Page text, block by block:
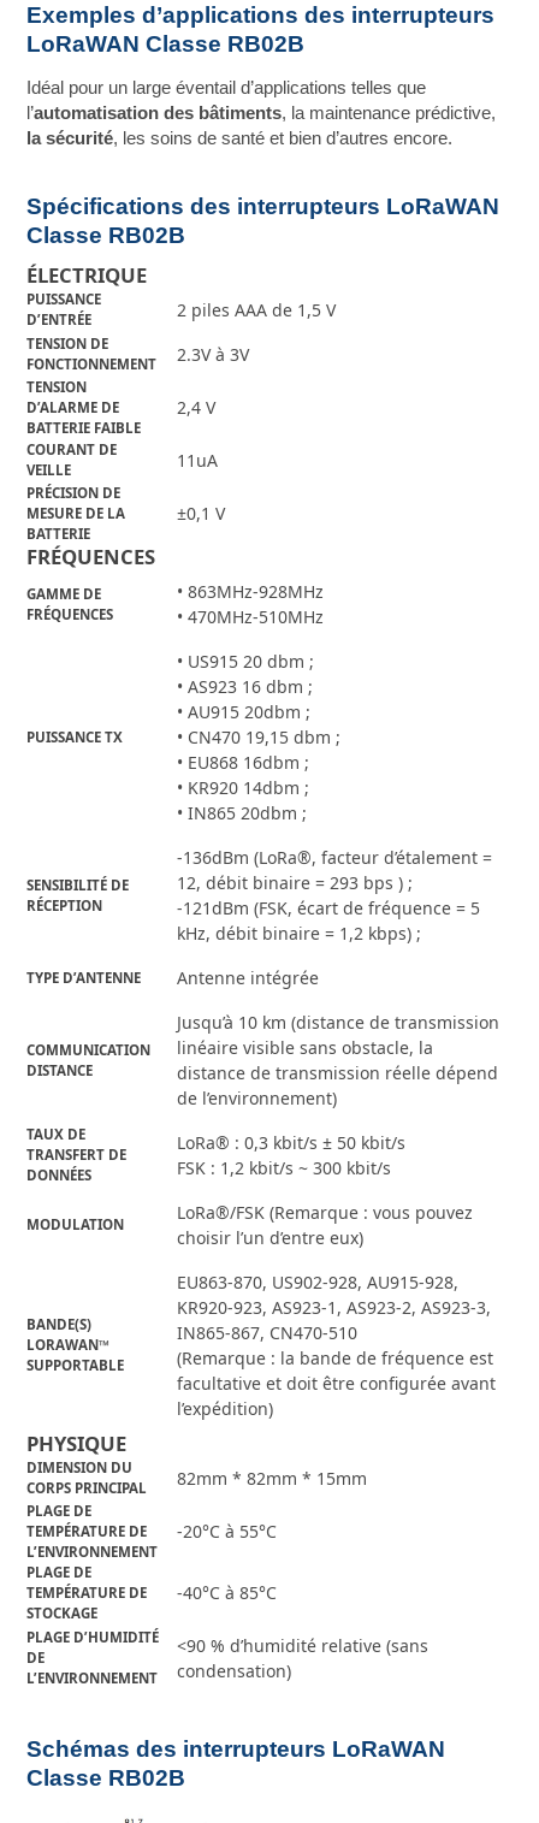
Exemples d’applications des interrupteurs
LoRaWAN Classe RB02B
Idéal pour un large éventail d’applications telles que
l’automatisation des bâtiments, la maintenance prédictive,
la sécurité, les soins de santé et bien d’autres encore.
Spécifications des interrupteurs LoRaWAN
Classe RB02B
ÉLECTRIQUE
PUISSANCE
D’ENTRÉE
2 piles AAA de 1,5 V
TENSION DE
FONCTIONNEMENT
2.3V à 3V
TENSION
D’ALARME DE
BATTERIE FAIBLE
2,4 V
COURANT DE
VEILLE
11uA
PRÉCISION DE
MESURE DE LA
BATTERIE
±0,1 V
FRÉQUENCES
GAMME DE
FRÉQUENCES
• 863MHz-928MHz
• 470MHz-510MHz
PUISSANCE TX
• US915 20 dbm ;
• AS923 16 dbm ;
• AU915 20dbm ;
• CN470 19,15 dbm ;
• EU868 16dbm ;
• KR920 14dbm ;
• IN865 20dbm ;
SENSIBILITÉ DE
RÉCEPTION
-136dBm (LoRa®, facteur d’étalement =
12, débit binaire = 293 bps ) ;
-121dBm (FSK, écart de fréquence = 5
kHz, débit binaire = 1,2 kbps) ;
TYPE D’ANTENNE Antenne intégrée
COMMUNICATION
DISTANCE
Jusqu’à 10 km (distance de transmission
linéaire visible sans obstacle, la
distance de transmission réelle dépend
de l’environnement)
TAUX DE
TRANSFERT DE
DONNÉES
LoRa® : 0,3 kbit/s ± 50 kbit/s
FSK : 1,2 kbit/s ~ 300 kbit/s
MODULATION
LoRa®/FSK (Remarque : vous pouvez
choisir l’un d’entre eux)
BANDE(S)
LORAWAN™
SUPPORTABLE
EU863-870, US902-928, AU915-928,
KR920-923, AS923-1, AS923-2, AS923-3,
IN865-867, CN470-510
(Remarque : la bande de fréquence est
facultative et doit être configurée avant
l’expédition)
PHYSIQUE
DIMENSION DU
CORPS PRINCIPAL
82mm * 82mm * 15mm
PLAGE DE
TEMPÉRATURE DE
L’ENVIRONNEMENT
-20°C à 55°C
PLAGE DE
TEMPÉRATURE DE
STOCKAGE
-40°C à 85°C
PLAGE D’HUMIDITÉ
DE
L’ENVIRONNEMENT
<90 % d’humidité relative (sans
condensation)
Schémas des interrupteurs LoRaWAN
Classe RB02B